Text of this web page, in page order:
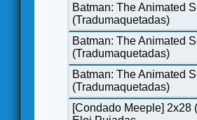
Batman: The Animated
(Tradumaquetadas)
Batman: The Animated
(Tradumaquetadas)
Batman: The Animated
(Tradumaquetadas)
[Condado Meeple] 2x28